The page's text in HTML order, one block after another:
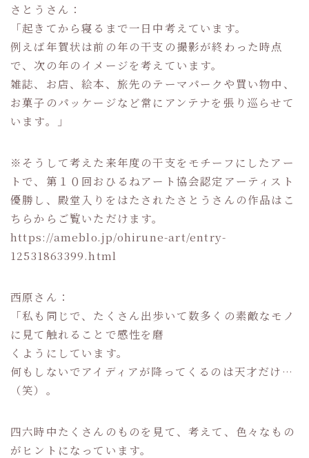
さとうさん：
「起きてから寝るまで一日中考えています。
例えば年賀状は前の年の干支の撮影が終わった時点
で、次の年のイメージを考えています。
雑誌、お店、絵本、旅先のテーマパークや買い物中、
お菓子のパッケージなど常にアンテナを張り巡らせて
います。」
※そうして考えた来年度の干支をモチーフにしたアー
トで、第１０回おひるねアート協会認定アーティスト
優勝し、殿堂入りをはたされたさとうさんの作品はこ
ちらからご覧いただけます。
https://ameblo.jp/ohirune-art/entry-
12531863399.html
西原さん：
「私も同じで、たくさん出歩いて数多くの素敵なモノ
に見て触れることで感性を磨
くようにしています。
何もしないでアイディアが降ってくるのは天才だけ…
（笑）。
四六時中たくさんのものを見て、考えて、色々なもの
がヒントになっています。